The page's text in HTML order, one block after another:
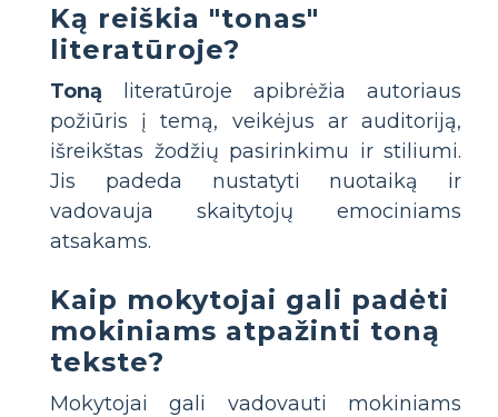
Ką reiškia "tonas"
literatūroje?
Toną literatūroje apibrėžia autoriaus
požiūris į temą, veikėjus ar auditoriją,
išreikštas žodžių pasirinkimu ir stiliumi.
Jis padeda nustatyti nuotaiką ir
vadovauja skaitytojų emociniams
atsakams.
Kaip mokytojai gali padėti
mokiniams atpažinti toną
tekste?
Mokytojai gali vadovauti mokiniams